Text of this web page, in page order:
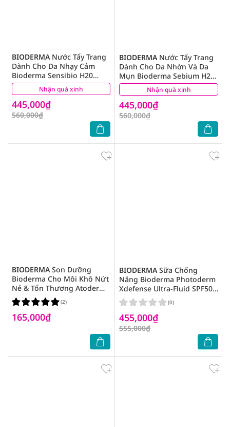
Nhận quà xinh
BIODERMANước Tẩy Trang
Dành Cho Da Nhạy Cảm
Bioderma Sensibio H20
500ml
445,000₫
560,000₫
(93) Nhận quà xinh
BIODERMANước Tẩy Trang
Dành Cho Da Nhờn Và Da
Mụn Bioderma Sebium H20
500ml
445,000₫
560,000₫
(51)
BIODERMASon Dưỡng
Bioderma Cho Môi Khô Nứt
Nẻ & Tổn Thương Atoderm
Stick Levres 4g
165,000₫
(2)
BIODERMASữa Chống
Nắng Bioderma Photoderm
Xdefense Ultra-Fluid SPF50+
PA++++ 40ml .#Invisible
455,000₫
555,000₫
(0)